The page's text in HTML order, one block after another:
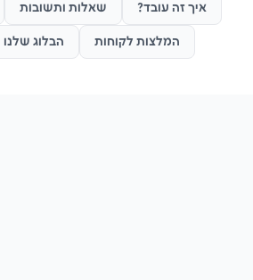
איך זה עובד? שאלות ותשובות
המלצות לקוחות הבלוג שלנו